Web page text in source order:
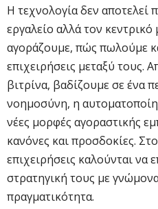
Η τεχνολογία δεν αποτελεί
εργαλείο αλλά τον
αγοράζουμε, πώς πωλούμε
επιχειρήσεις μεταξύ τους.
βιτρίνα, βαδίζουμε σε ένα
νοημοσύνη, η
νέες μορφές αγοραστικής
κανόνες και προσδοκίες.
επιχειρήσεις καλούνται να
στρατηγική τους με
πραγματικότητα.